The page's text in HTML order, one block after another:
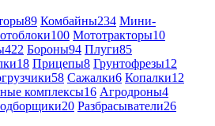
89 Комбайны234 Мини-
100 Мототракторы10
422 Бороны94 Плуги85
18 Прицепы8 Грунтофрезы12
58 Сажалки6 Копалки12
комплексы16 Агродроны4
20 Разбрасыватели26